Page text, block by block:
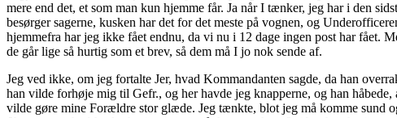
mere end det, et som man kun hjemme får. Ja når I tænker, jeg har i den
besørger sagerne, kusken har det for det meste på vognen, og
hjemmefra har jeg ikke fået endnu, da vi nu i 12 dage ingen post har fået.
de går lige så hurtig som et brev, så dem må I jo nok sende af.
Jeg ved ikke, om jeg fortalte Jer, hvad Kommandanten sagde, da han
han vilde forhøje mig til Gefr., og her havde jeg knapperne, og han
vilde gøre mine Forældre stor glæde. Jeg tænkte, blot jeg må komme sund